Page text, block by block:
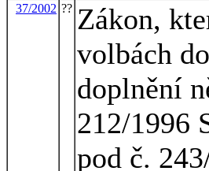
37/2002 ?? Zákon,
volbách
doplnění
212/1996
pod č.